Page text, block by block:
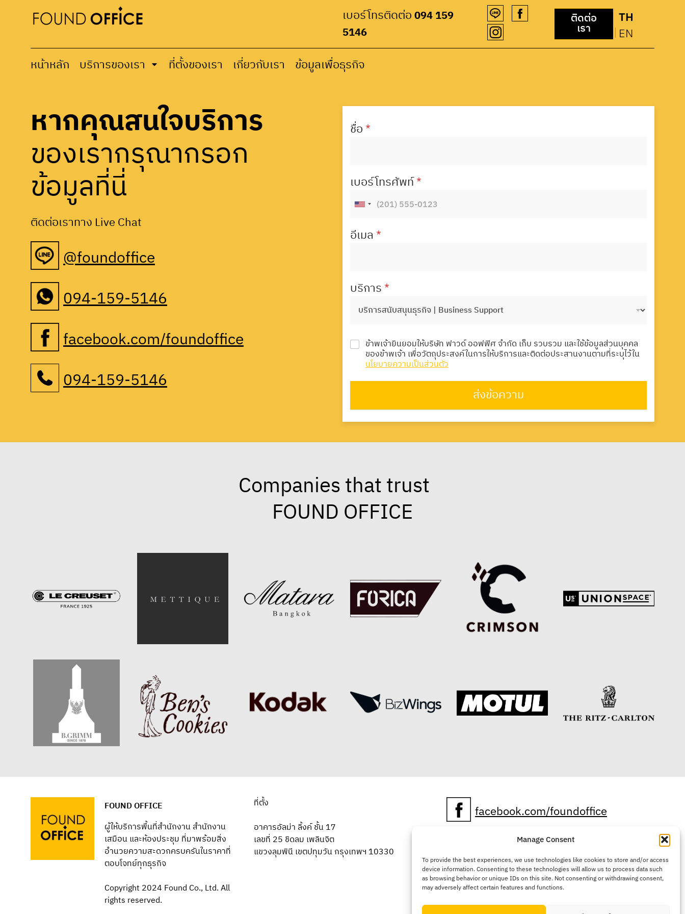
Manage Consent
To provide the best experiences, we use technologies like cookies to store and/or access
device information. Consenting to these technologies will allow us to process data such
as browsing behavior or unique IDs on this site. Not consenting or withdrawing consent,
may adversely affect certain features and functions.
เบอร์โทรติดต่อ094 159
5146
ติดต่อ
เรา
TH
EN
หน้าหลัก บริการของเรา ที่ตั้งของเรา เกี่ยวกับเรา ข้อมูลเพื่อธุรกิจ
เบอร์โทรติดต่อ
094 159 5146
ENQUIRE NOW
เรามอง serviced office ไว้หลายที่เหมือน
กัน…
หากคุณสนใจบริการ
ของเรากรุณากรอก
ข้อมูลที่นี่
ติดต่อเราทาง Live Chat
@foundoffice
094-159-5146
facebook.com/foundoffice
094-159-5146
ชื่อ*
เบอร์โทรศัพท์*
อีเมล *
บริการ*
ข้าพเจ้ายินยอมให้บริษัท ฟาวด์ ออฟฟิศ จำกัด เก็บ รวบรวม และใช้ข้อมูลส่วนบุคคล
ของข้าพเจ้า เพื่อวัตถุประสงค์ในการให้บริการและติดต่อประสานงานตามที่ระบุไว้ใน
นโยบายความเป็นส่วนตัว
ส่งข้อความ
Companies that trust
FOUND OFFICE
FOUND OFFICE
ผู้ให้บริการพื้นที่สำนักงาน สำนักงาน
เสมือน และห้องประชุม ที่มาพร้อมสิ่ง
อำนวยความสะดวกครบครันในราคาที่
ตอบโจทย์ทุกธุรกิจ
Copyright 2024 Found Co., Ltd. All
rights reserved.
ที่ตั้ง
อาคารอัลม่า ลิ้งค์ ชั้น 17
เลขที่ 25 ชิดลม เพลินจิต
แขวงลุมพินี เขตปทุมวัน กรุงเทพฯ 10330
facebook.com/foundoffice
instagram.com/foundoffice
@foundoffice